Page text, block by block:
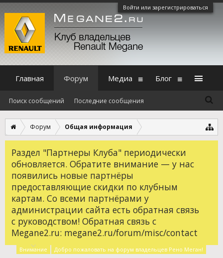
Войти или зарегистрироваться
Форум Общая информация
Раздел "Партнеры Клуба" периодически
обновляется. Обратите внимание — у нас
появились новые партнёры
предоставляющие скидки по клубным
картам. Со всеми партнёрами у
администрации сайта есть обратная связь
с руководством! Обратная связь с
Megane2.ru: megane2.ru/forum/misc/contact
Внимание Добро пожаловать на форум владельцев Рено Меган!
Главная Форум
Поиск сообщений Последние сообщения
Медиа Блог